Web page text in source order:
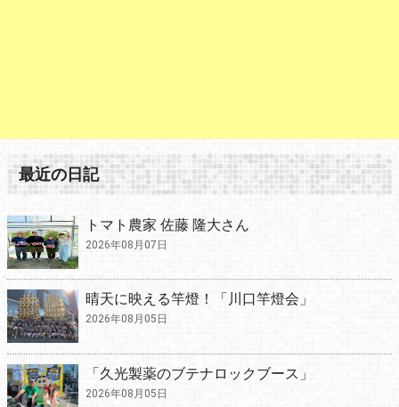
最近の日記
トマト農家 佐藤 隆大さん
2026年08月07日
晴天に映える竿燈！「川口竿燈会」
2026年08月05日
「久光製薬のブテナロックブース」
2026年08月05日